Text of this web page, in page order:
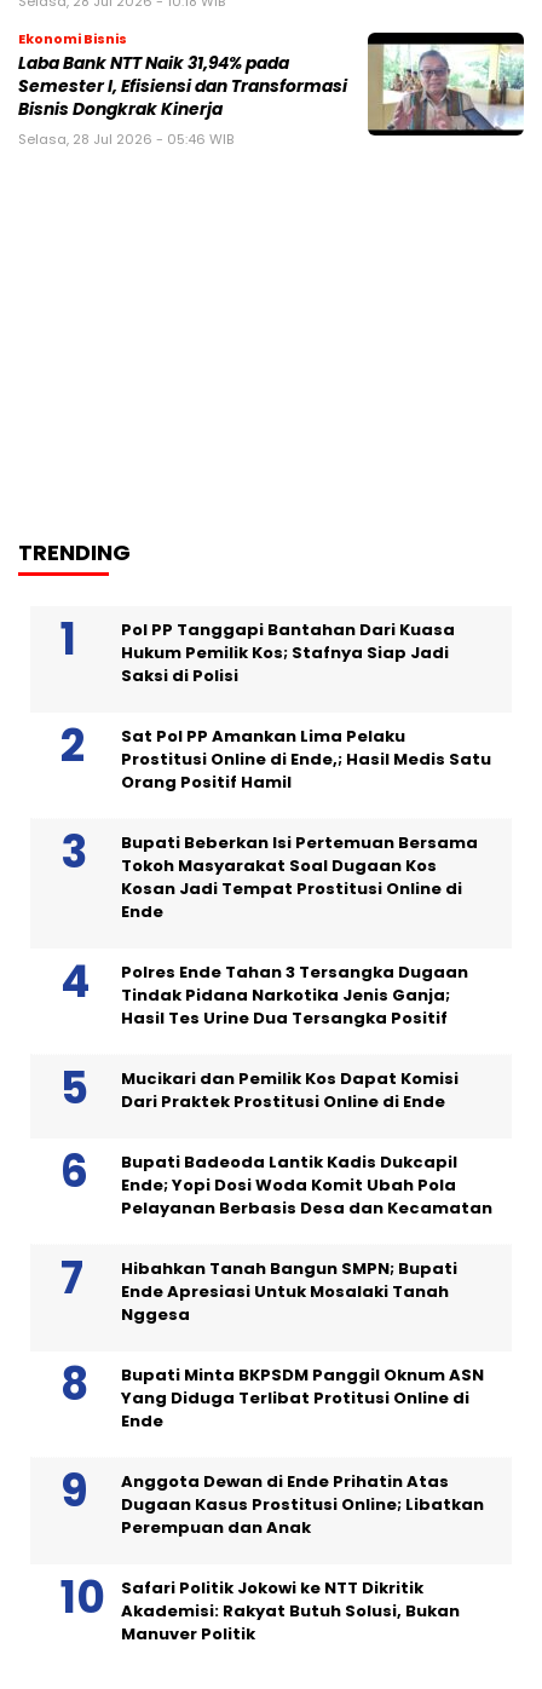
Ekonomi Bisnis
Laba Bank NTT Naik 31,94% pada
Semester I, Efisiensi dan Transformasi
Bisnis Dongkrak Kinerja
Selasa, 28 Jul 2026 - 05:46 WIB
TRENDING
Pol PP Tanggapi Bantahan Dari Kuasa
Hukum Pemilik Kos; Stafnya Siap Jadi
Saksi di Polisi
Sat Pol PP Amankan Lima Pelaku
Prostitusi Online di Ende,; Hasil Medis Satu
Orang Positif Hamil
Bupati Beberkan Isi Pertemuan Bersama
Tokoh Masyarakat Soal Dugaan Kos
Kosan Jadi Tempat Prostitusi Online di
Ende
Polres Ende Tahan 3 Tersangka Dugaan
Tindak Pidana Narkotika Jenis Ganja;
Hasil Tes Urine Dua Tersangka Positif
Mucikari dan Pemilik Kos Dapat Komisi
Dari Praktek Prostitusi Online di Ende
Bupati Badeoda Lantik Kadis Dukcapil
Ende; Yopi Dosi Woda Komit Ubah Pola
Pelayanan Berbasis Desa dan Kecamatan
Hibahkan Tanah Bangun SMPN; Bupati
Ende Apresiasi Untuk Mosalaki Tanah
Nggesa
Bupati Minta BKPSDM Panggil Oknum ASN
Yang Diduga Terlibat Protitusi Online di
Ende
Anggota Dewan di Ende Prihatin Atas
Dugaan Kasus Prostitusi Online; Libatkan
Perempuan dan Anak
Safari Politik Jokowi ke NTT Dikritik
Akademisi: Rakyat Butuh Solusi, Bukan
Manuver Politik